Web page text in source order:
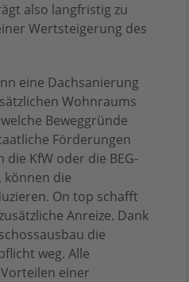
also langfristig zu
Wertsteigerung des
eine Dachsanierung
Wohnraums
Beweggründe
Förderungen
KfW oder die BEG-
können die
On top schafft
Anreize. Dank
die
weg. Alle
einer